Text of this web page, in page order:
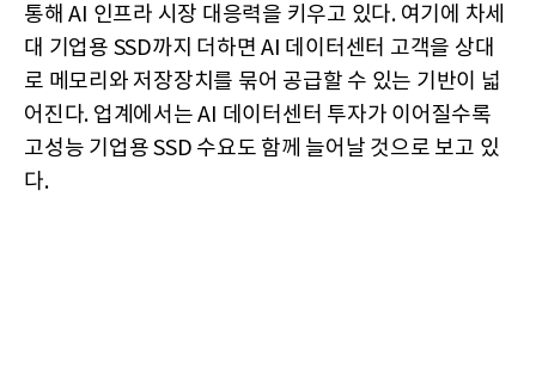
통해 AI 인프라 시장 대응력을 키우고 있다. 여기에 차세
대 기업용 SSD까지 더하면 AI 데이터센터 고객을 상대
로 메모리와 저장장치를 묶어 공급할 수 있는 기반이 넓
어진다. 업계에서는 AI 데이터센터 투자가 이어질수록
고성능 기업용 SSD 수요도 함께 늘어날 것으로 보고 있
다.